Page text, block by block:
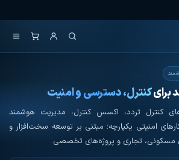
برایکنترل، دسترسی و امنیت
کنترل تردد، اکسس کنترل، مدیریت هوشمند
امنیتی یکپارچه؛ مبتنی بر توسعه سخت‌افزار و
مسکونی، تجاری و پروژه‌های تخصصی.